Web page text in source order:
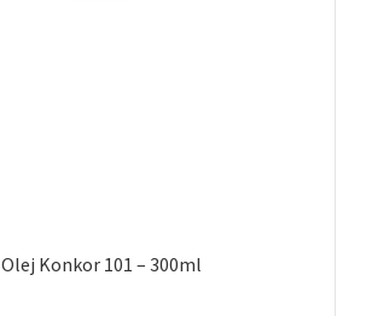
Olej Konkor 101 – 300ml